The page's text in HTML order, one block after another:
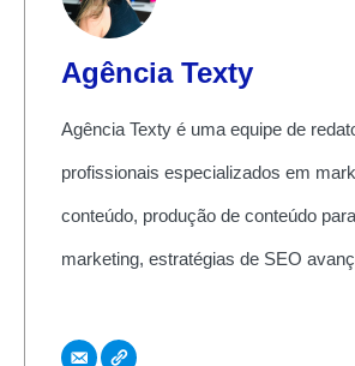
Agência Texty
Agência Texty é uma equipe de
profissionais especializados em
conteúdo, produção de conteúdo
marketing, estratégias de SEO